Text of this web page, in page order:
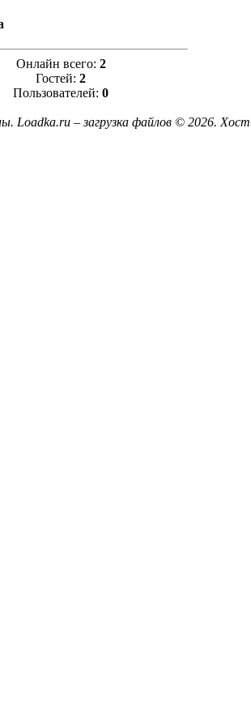
Онлайн всего: 2
Гостей: 2
Пользователей: 0
Loadka.ru – загрузка файлов © 2026.